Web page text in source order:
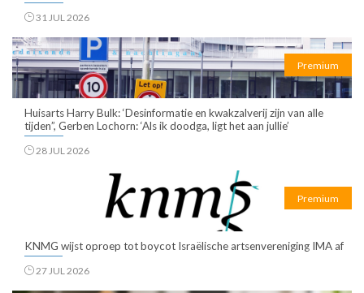
31 JUL 2026
Premium
Huisarts Harry Bulk: ‘Desinformatie en kwakzalverij zijn van alle
tijden”, Gerben Lochorn: ‘Als ik doodga, ligt het aan jullie’
28 JUL 2026
Premium
KNMG wijst oproep tot boycot Israëlische artsenvereniging IMA af
27 JUL 2026